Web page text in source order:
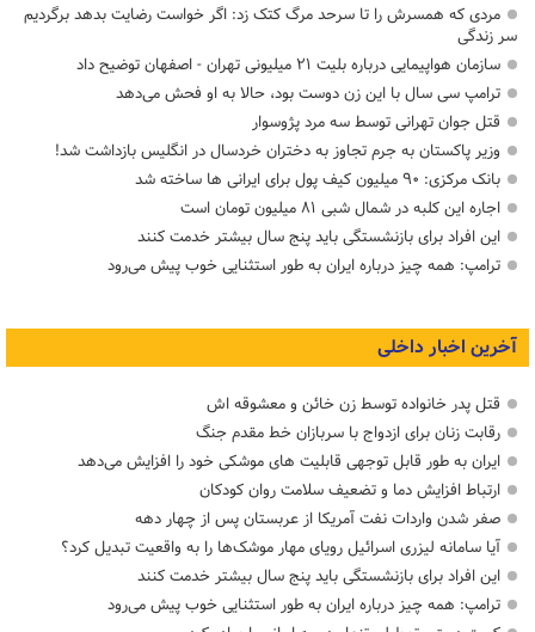
مردی که همسرش را تا سرحد مرگ کتک زد: اگر خواست رضایت بدهد برگردیم
سر زندگی
سازمان هواپیمایی درباره بلیت ۲۱ میلیونی تهران - اصفهان توضیح داد
ترامپ سی سال با این زن دوست بود، حالا به او فحش می‌دهد
قتل جوان تهرانی توسط سه مرد پژوسوار
وزیر پاکستان به جرم تجاوز به دختران خردسال در انگلیس بازداشت شد!
بانک مرکزی: ۹۰ میلیون کیف پول برای ایرانی ها ساخته شد
اجاره این کلبه در شمال شبی ۸۱ میلیون تومان است
این افراد برای بازنشستگی باید پنج سال بیشتر خدمت کنند
ترامپ: همه چیز درباره ایران به طور استثنایی خوب پیش می‌رود
آخرین اخبار داخلی
قتل پدر خانواده توسط زن خائن و معشوقه اش
رقابت زنان برای ازدواج با سربازان خط مقدم جنگ
ایران به طور قابل توجهی قابلیت های موشکی خود را افزایش می‌دهد
ارتباط افزایش دما و تضعیف سلامت روان کودکان
صفر شدن واردات نفت آمریکا از عربستان پس از چهار دهه
آیا سامانه لیزری اسرائیل رویای مهار موشک‌ها را به واقعیت تبدیل کرد؟
این افراد برای بازنشستگی باید پنج سال بیشتر خدمت کنند
ترامپ: همه چیز درباره ایران به طور استثنایی خوب پیش می‌رود